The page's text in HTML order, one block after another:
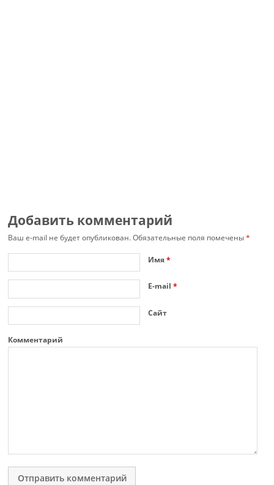
Добавить комментарий
Ваш e-mail не будет опубликован.Обязательные поля помечены*
Имя*
E-mail*
Сайт
Комментарий